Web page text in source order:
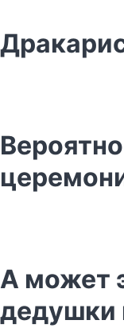
А может
дедушки